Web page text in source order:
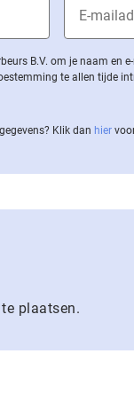
B.V. om je naam en
te allen tijde
Klik dan hier
plaatsen.